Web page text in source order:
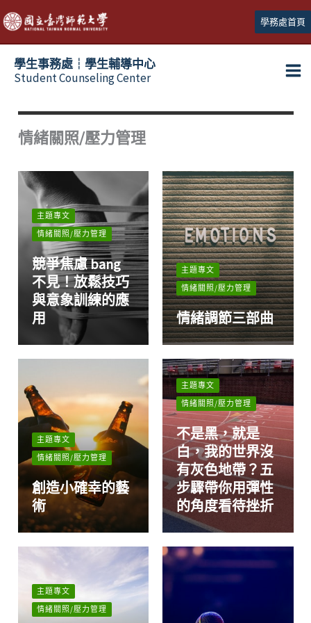
跳
至
主
學務處首頁
學生事務處┆學生輔導中心
Student Counseling Center
情緒關照/壓力管理
主題專文
情緒關照/壓力管理
競爭焦慮 bang
不見！放鬆技巧
與意象訓練的應
用
主題專文
情緒關照/壓力管理
情緒調節三部曲
主題專文
情緒關照/壓力管理
創造小確幸的藝
術
主題專文
情緒關照/壓力管理
不是黑，就是
白，我的世界沒
有灰色地帶？五
步驟帶你用彈性
的角度看待挫折
主題專文
情緒關照/壓力管理